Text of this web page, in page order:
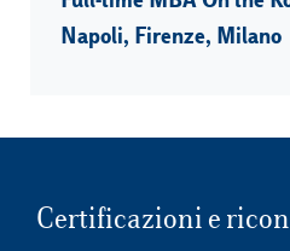
Napoli, Firenze, Milano
Certificazioni e